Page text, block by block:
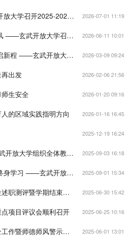
收官聚力再出发 ——玄武开放大学召开2025-2026学年第二学期结束工作会议 2026-07-01 11:19
压实安全责任 涵养优良师风 ——玄武开放大学召开全体教职工大会 2026-06-11 10:01
锚定高质量发展 不忘初心启新程 ——玄武开放大学召开新学期全体教工大会 2026-03-09 09:24
出发 2026-02-06 21:56
生安全 2026-01-20 09:16
的区域实践指明方向 2026-01-16 16:45
2025-12-19 16:24
铭记历史 砥砺奋进 ——玄武开放大学组织全体教职工集中收看“纪念中国人民抗日战争暨世界反法西斯战争胜利80周年大会”实况直播 2025-09-03 16:18
聚力高质量发展 服务全民终身学习 ——玄武开放大学召开新学期教师大会 2025-09-01 15:34
玄武开放大学召开中层岗位述职测评暨学期结束工作总结会 2025-06-30 15:42
项目评议会顺利召开 2025-06-25 10:16
玄武开放大学召开校园安全工作暨师德师风警示教育大会 2025-06-01 13:01